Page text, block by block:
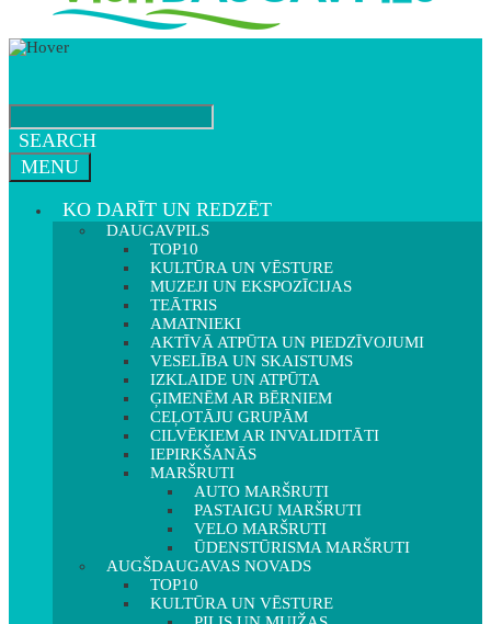
SEARCH
MENU
KO DARĪT UN REDZĒT
DAUGAVPILS
TOP10
KULTŪRA UN VĒSTURE
MUZEJI UN EKSPOZĪCIJAS
TEĀTRIS
AMATNIEKI
AKTĪVĀ ATPŪTA UN PIEDZĪVOJUMI
VESELĪBA UN SKAISTUMS
IZKLAIDE UN ATPŪTA
ĢIMENĒM AR BĒRNIEM
CEĻOTĀJU GRUPĀM
CILVĒKIEM AR INVALIDITĀTI
IEPIRKŠANĀS
MARŠRUTI
AUTO MARŠRUTI
PASTAIGU MARŠRUTI
VELO MARŠRUTI
ŪDENSTŪRISMA MARŠRUTI
AUGŠDAUGAVAS NOVADS
TOP10
KULTŪRA UN VĒSTURE